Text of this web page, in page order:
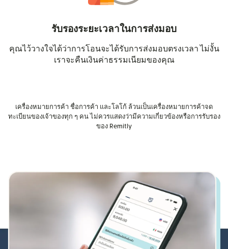
รับรองระยะเวลาในการส่งมอบ
คุณไว้วางใจได้ว่าการโอนจะได้รับการส่งมอบตรงเวลา ไม่งั้น
เราจะคืนเงินค่าธรรมเนียมของคุณ
เครื่องหมายการค้า ชื่อการค้า และโลโก้ ล้วนเป็นเครื่องหมายการค้าจด
ทะเบียนของเจ้าของทุก ๆ คน ไม่ควรแสดงว่ามีความเกี่ยวข้องหรือการรับรอง
ของ Remitly